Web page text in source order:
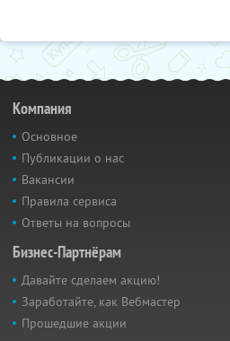
Компания
Основное
Публикации о нас
Вакансии
Правила сервиса
Ответы на вопросы
Бизнес-Партнёрам
Давайте сделаем акцию!
Заработайте, как Вебмастер
Прошедшие акции